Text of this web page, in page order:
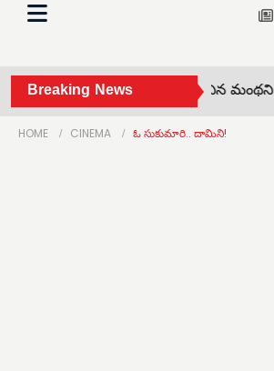
Breaking News
వారాంతపు సంతను ప్రారంభించిన మంథని
HOME CINEMA ఓ సుకుమారి.. దామిని!